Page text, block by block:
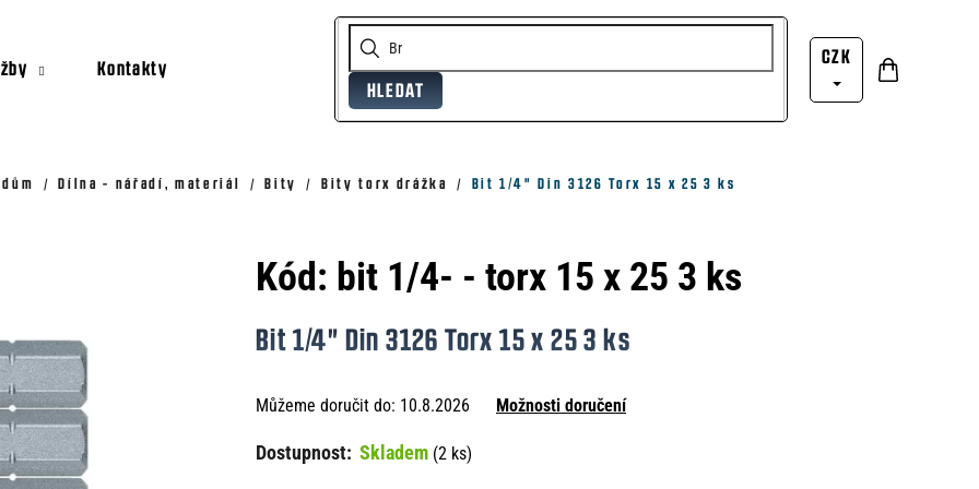
Kontakty
HLEDAT
CZK Nákupní
Dílna - nářadí, materiál Bity Bity torx drážka Bit 1/4" Din 3126 Torx 15 x 25 3 ks
Kód: bit 1/4- - torx 15 x 25 3 ks
Bit 1/4" Din 3126 Torx 15 x 25 3 ks
Můžeme doručit do: 10.8.2026 Možnosti doručení
Skladem (2 ks)
Doporučujeme